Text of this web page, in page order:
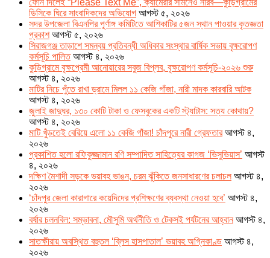
ফোন দিলেই “Please Text Me”, ক্যামেরার সামনেও নীরব—কুড়িগ্রামের
ডিসিকে ঘিরে সাংবাদিকদের অভিযোগ আগস্ট ৫, ২০২৬
সদর উপজেলা বিএনপির পূর্ণাঙ্গ কমিটিতে আশিকাটির ৫জন স্থান পাওয়ার কৃতজ্ঞতা
প্রকাশ আগস্ট ৫, ২০২৬
সিরাজগঞ্জ তাড়াশে সমন্বয় প্রতিবন্ধী অধিকার সংস্থার বার্ষিক সভায় বৃক্ষরোপণ
কর্মসূচি পালিত আগস্ট ৪, ২০২৬
কুড়িগ্রামে বৃক্ষপ্রেমী আনোয়ারের সবুজ বিপ্লব, বৃক্ষরোপণ কর্মসূচি-২০২৬ শুরু
আগস্ট ৪, ২০২৬
মাটির নিচে পুঁতে রাখা ড্রামে মিলল ১১ কেজি গাঁজা, নারী মাদক কারবারি আটক
আগস্ট ৪, ২০২৬
জুলাই জাদুঘর, ১৩০ কোটি টাকা ও ফেসবুকের একটি স্ট্যাটাস: সত্য কোথায়?
আগস্ট ৪, ২০২৬
মাটি খুঁড়তেই বেরিয়ে এলো ১১ কেজি গাঁজা! চাঁদপুরে নারী গ্রেফতার আগস্ট ৪,
২০২৬
প্রকাশিত হলো রফিকুজ্জামান রণি সম্পাদিত সাহিত্যের কাগজ ‘ভিসুভিয়াস’ আগস্ট
৪, ২০২৬
দক্ষিণ মৈশাদী সড়কে ভয়াবহ ভাঙন, চরম ঝুঁকিতে জনসাধারণের চলাচল আগস্ট ৪,
২০২৬
‘চাঁদপুর জেলা কারাগারে কয়েদিদের প্রশিক্ষণের ব্যবস্থা নেওয়া হবে’ আগস্ট ৪,
২০২৬
বর্ষার চলনবিল: সম্ভাবনা, মৌসুমি অর্থনীতি ও টেকসই পর্যটনের আহ্বান আগস্ট ৪,
২০২৬
সাতক্ষীরায় অবস্থিত বহুতল ‘ব্লিস হাসপাতাল’ ভয়াবহ অগ্নিকাণ্ড আগস্ট ৪,
২০২৬